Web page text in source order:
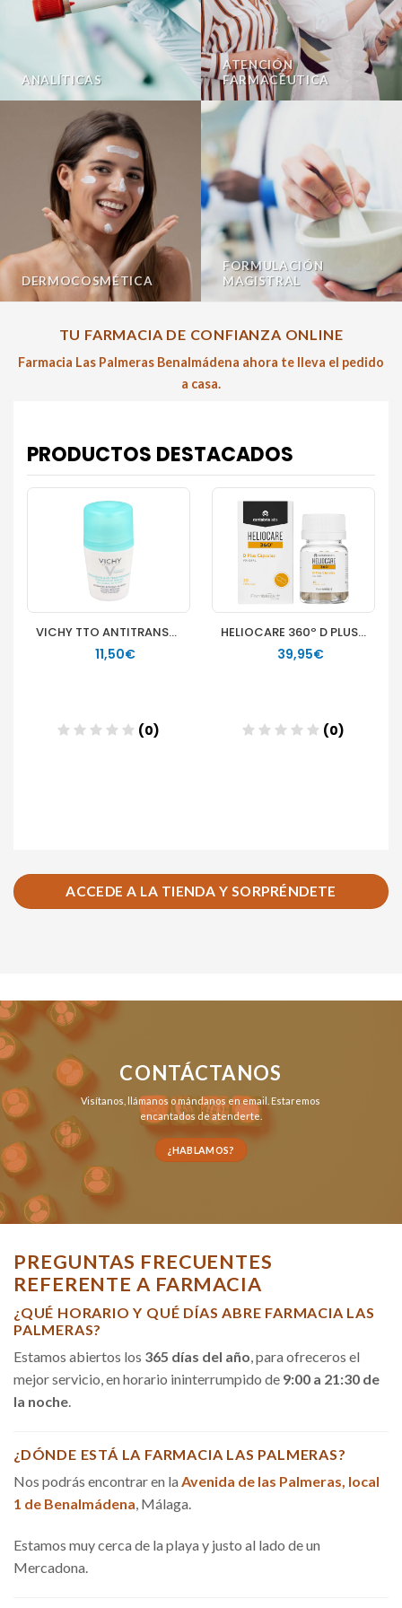
ANALÍTICAS
ATENCIÓN
FARMACÉUTICA
DERMOCOSMÉTICA
FORMULACIÓN
MAGISTRAL
TU FARMACIA DE CONFIANZA ONLINE
Farmacia Las Palmeras Benalmádena ahora te lleva el pedido
a casa.
ACCEDE A LA TIENDA Y SORPRÉNDETE
CONTÁCTANOS
Visítanos, llámanosomándanos en email . Estaremos
encantados de atenderte.
¿HABLAMOS?
PREGUNTAS FRECUENTES
REFERENTE A FARMACIA
¿QUÉ HORARIO Y QUÉ DÍAS ABRE FARMACIA LAS
PALMERAS?
Estamos abiertos los 365 días del año, para ofreceros el
mejor servicio, en horario ininterrumpido de 9:00 a 21:30 de
la noche.
¿DÓNDE ESTÁ LA FARMACIA LAS PALMERAS?
Nos podrás encontrar en la Avenida de las Palmeras, local
1 de Benalmádena, Málaga.
Estamos muy cerca de la playa y justo al lado de un
Mercadona.